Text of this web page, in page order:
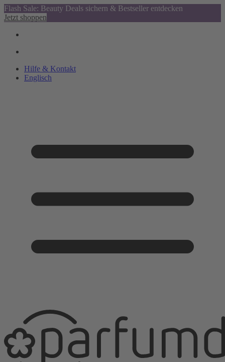
Flash Sale: Beauty Deals sichern & Bestseller entdecken
Jetzt shoppen
Hilfe & Kontakt
Englisch